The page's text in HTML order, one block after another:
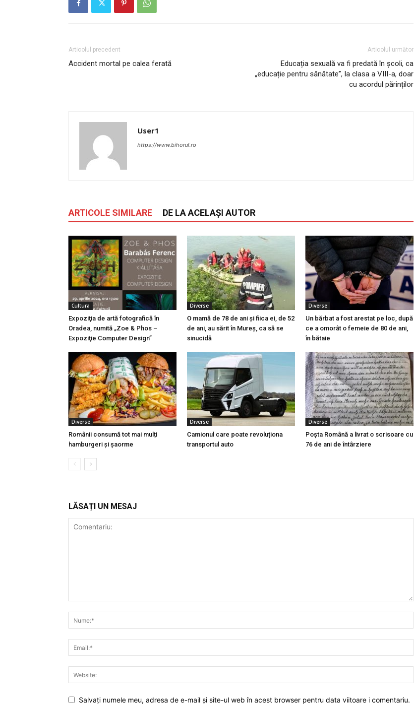
Articolul precedent
Accident mortal pe calea ferată
Articolul următor
Educația sexuală va fi predată în școli, ca
„educație pentru sănătate”, la clasa a VIII-a, doar
cu acordul părinților
User1
https://www.bihorul.ro
ARTICOLE SIMILARE DE LA ACELAȘI AUTOR
Cultura
Expoziţia de artă fotografică în
Oradea, numită „Zoe & Phos –
Expoziţie Computer Design”
Diverse
O mamă de 78 de ani și fiica ei, de 52
de ani, au sărit în Mureș, ca să se
sinucidă
Diverse
Un bărbat a fost arestat pe loc, după
ce a omorât o femeie de 80 de ani,
în bătaie
Diverse
Românii consumă tot mai mulți
hamburgeri și șaorme
Diverse
Camionul care poate revoluționa
transportul auto
Diverse
Poșta Română a livrat o scrisoare cu
76 de ani de întârziere
LĂSAȚI UN MESAJ
Salvați numele meu, adresa de e-mail și site-ul web în acest browser pentru data viitoare i comentariu.